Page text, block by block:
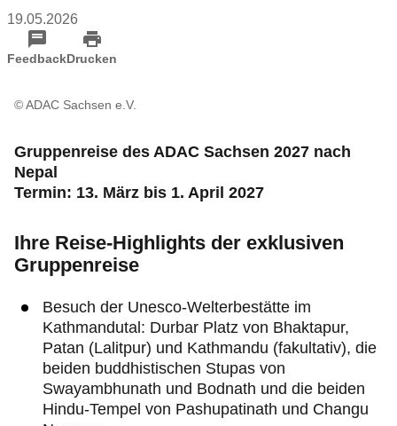
Radservice-Stationen Sachsen
19.05.2026
FeedbackDrucken
© ADAC Sachsen e.V.
Gruppenreise des ADAC Sachsen 2027 nach
Nepal
Termin: 13. März bis 1. April 2027
Ihre Reise-Highlights der exklusiven
Gruppenreise
Besuch der Unesco-Welterbestätte im
Kathmandutal: Durbar Platz von Bhaktapur,
Patan (Lalitpur) und Kathmandu (fakultativ), die
beiden buddhistischen Stupas von
Swayambhunath und Bodnath und die beiden
Hindu-Tempel von Pashupatinath und Changu